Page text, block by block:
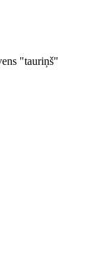
"tauriņš"